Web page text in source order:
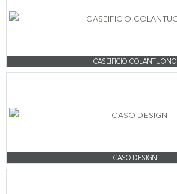
CASEIFICIO COLANTUONO
CASO DESIGN